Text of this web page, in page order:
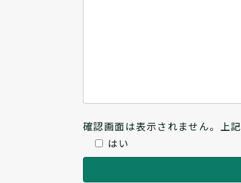
確認画面は表示されません。上
はい